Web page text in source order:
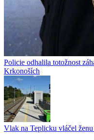
Policie odhalila totožnost
Krkonoších
Vlak na Teplicku vláčel